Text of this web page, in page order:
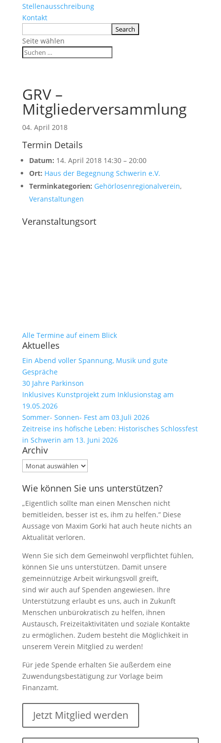
Stellenausschreibung
Kontakt
Seite wählen
GRV –
Mitgliederversammlung
04. April 2018
Termin Details
Datum: 14. April 2018 14:30– 20:00
Ort: Haus der Begegnung Schwerin e.V.
Terminkategorien: Gehörlosenregionalverein,
Veranstaltungen
Veranstaltungsort
Alle Termine auf einem Blick
Aktuelles
Ein Abend voller Spannung, Musik und gute
Gespräche
30 Jahre Parkinson
Inklusives Kunstprojekt zum Inklusionstag am
19.05.2026
Sommer- Sonnen- Fest am 03.Juli 2026
Zeitreise ins höfische Leben: Historisches Schlossfest
in Schwerin am 13. Juni 2026
Archiv
Archiv
Wie können Sie uns unterstützen?
„Eigentlich sollte man einen Menschen nicht
bemitleiden, besser ist es, ihm zu helfen.” Diese
Aussage von Maxim Gorki hat auch heute nichts an
Aktualität verloren.
Wenn Sie sich dem Gemeinwohl verpflichtet fühlen,
können Sie uns unterstützen. Damit unsere
gemeinnützige Arbeit wirkungsvoll greift,
sind wir auch auf Spenden angewiesen. Ihre
Unterstützung erlaubt es uns, auch in Zukunft
Menschen unbürokratisch zu helfen, ihnen
Austausch, Freizeitaktivitäten und soziale Kontakte
zu ermöglichen. Zudem besteht die Möglichkeit in
unserem Verein Mitglied zu werden!
Für jede Spende erhalten Sie außerdem eine
Zuwendungsbestätigung zur Vorlage beim
Finanzamt.
Jetzt Mitglied werden